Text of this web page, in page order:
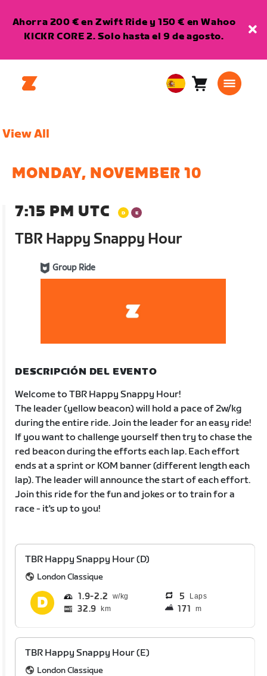
Ahorra 200 € en Zwift Ride y 150 € en Wahoo
KICKR CORE 2. Solo hasta el 9 de agosto.
EuropeanCarro0
View All
MONDAY, NOVEMBER 10
7:15 PM UTC
TBR Happy Snappy Hour
Group Ride
DESCRIPCIÓN DEL EVENTO
Welcome to TBR Happy Snappy Hour!
The leader (yellow beacon) will hold a pace of 2w/kg
during the entire ride. Join the leader for an easy ride!
If you want to challenge yourself then try to chase the
red beacon during the efforts each lap. Each effort
ends at a sprint or KOM banner (different length each
lap). The leader will announce the start of each effort.
Join this ride for the fun and jokes or to train for a
race - it's up to you!
TBR Happy Snappy Hour (D)
London Classique
1.9 2.2 5 Laps
32.9 km 171 m
TBR Happy Snappy Hour (E)
London Classique